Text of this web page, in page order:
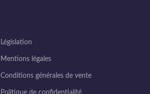
Législation
Mentions légales
Conditions générales de vente
Politique de confidentialité